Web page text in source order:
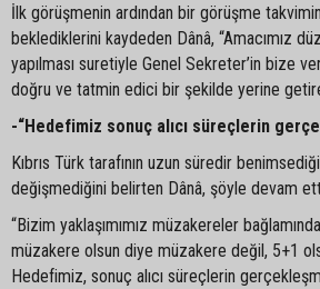
İlk görüşmenin ardından bir görüşme
beklediklerini kaydeden Dânâ, “Amacımız
yapılması suretiyle Genel Sekreter’in bize
doğru ve tatmin edici bir şekilde yerine
-“Hedefimiz sonuç alıcı süreçlerin
Kıbrıs Türk tarafının uzun süredir benimsediği
değişmediğini belirten Dânâ, şöyle devam
“Bizim yaklaşımımız müzakereler
müzakere olsun diye müzakere değil, 5+1
Hedefimiz, sonuç alıcı süreçlerin